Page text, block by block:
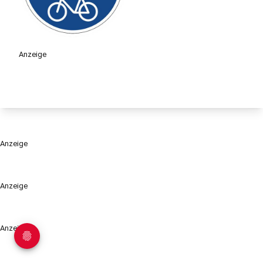
Anzeige
Anzeige
Anzeige
Anzeige